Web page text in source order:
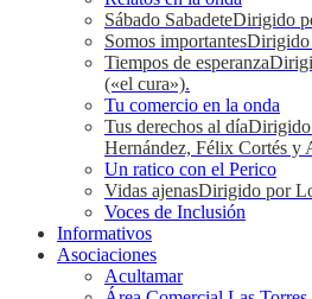
Sábado SabadeteDirigido
Somos importantesDirigido
Tiempos de esperanza
(«el cura»).
Tu comercio en la onda
Tus derechos al díaDirigido
Hernández, Félix Cortés y
Un ratico con el Perico
Vidas ajenasDirigido por
Voces de Inclusión
Informativos
Asociaciones
Acultamar